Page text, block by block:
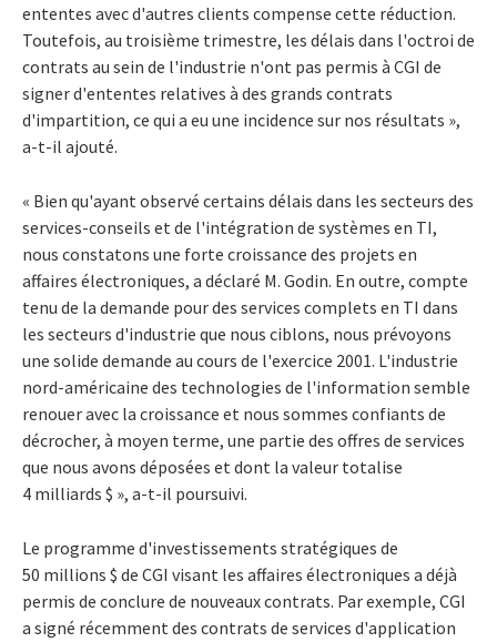
ententes avec d'autres clients compense cette réduction.
Toutefois, au troisième trimestre, les délais dans l'octroi de
contrats au sein de l'industrie n'ont pas permis à CGI de
signer d'ententes relatives à des grands contrats
d'impartition, ce qui a eu une incidence sur nos résultats »,
a-t-il ajouté.
« Bien qu'ayant observé certains délais dans les secteurs des
services-conseils et de l'intégration de systèmes en TI,
nous constatons une forte croissance des projets en
affaires électroniques, a déclaré M. Godin. En outre, compte
tenu de la demande pour des services complets en TI dans
les secteurs d'industrie que nous ciblons, nous prévoyons
une solide demande au cours de l'exercice 2001. L'industrie
nord-américaine des technologies de l'information semble
renouer avec la croissance et nous sommes confiants de
décrocher, à moyen terme, une partie des offres de services
que nous avons déposées et dont la valeur totalise
4 milliards $ », a-t-il poursuivi.
Le programme d'investissements stratégiques de
50 millions $ de CGI visant les affaires électroniques a déjà
permis de conclure de nouveaux contrats. Par exemple, CGI
a signé récemment des contrats de services d'application